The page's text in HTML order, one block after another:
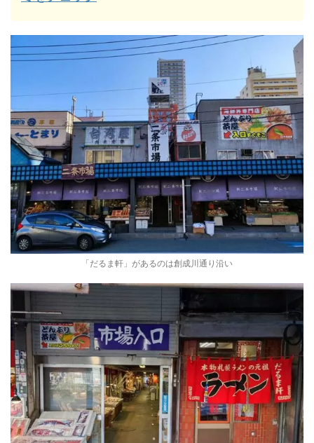
「だるま軒」があるのは創成川通り沿い